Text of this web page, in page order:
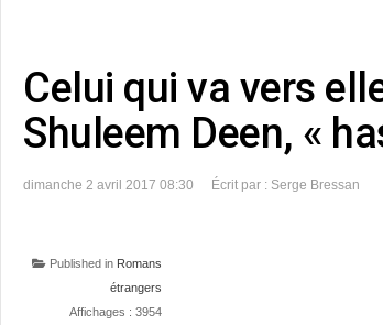
Celui qui va vers
Shuleem Deen, «
dimanche 2 avril 2017 08:30 Écrit par : Serge Bressan
Published in Romans
étrangers
Affichages : 3954